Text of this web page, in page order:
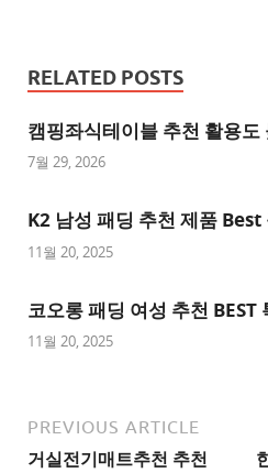
사
이
트
천
사
트
1
사
이
RELATED POSTS
캠핑좌식테이블 추천 활용도
7월 29, 2026
K2 남성 패딩 추천 제품
11월 20, 2025
코오롱 패딩 여성 추천 BEST
11월 20, 2025
PREVIOUS ARTICLE
거실전기매트추천 추천